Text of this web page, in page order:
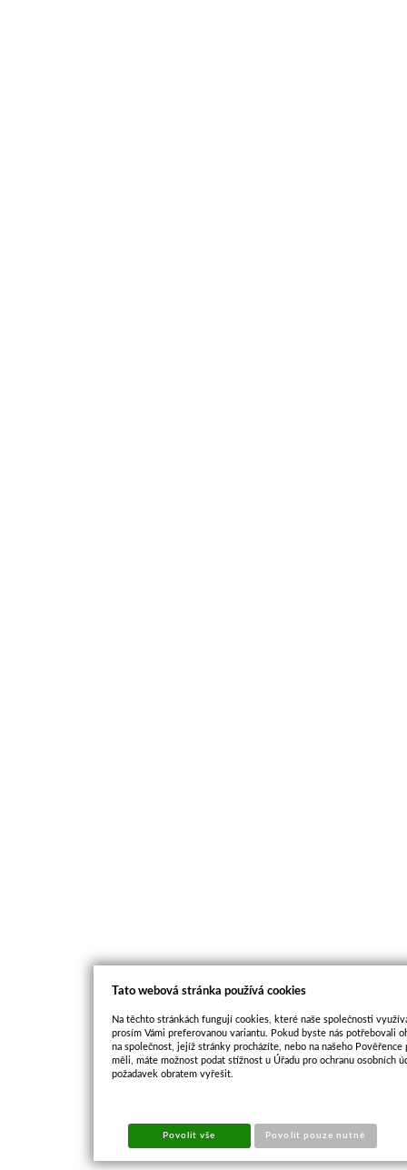
Tato webová stránka používá cookies
Na těchto stránkách fungují cookies, které naše společnosti
prosím Vámi preferovanou variantu. Pokud byste nás potřebovali
na společnost, jejíž stránky procházíte, nebo na našeho
měli, máte možnost podat stížnost u Úřadu pro ochranu osobních
požadavek obratem vyřešit.
Povolit vše Povolit pouze nutné